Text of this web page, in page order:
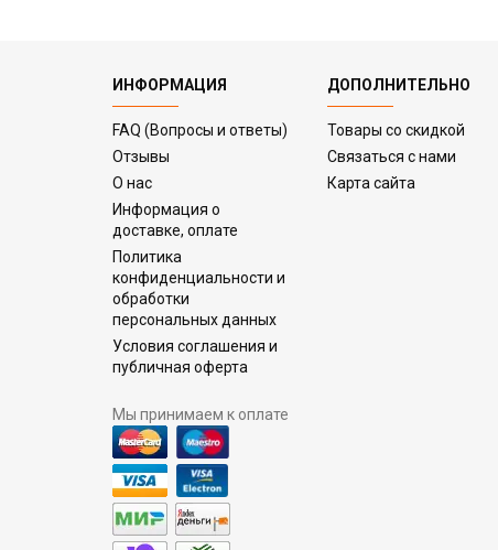
ИНФОРМАЦИЯ
FAQ (Вопросы и ответы)
Отзывы
О нас
Информация о
доставке, оплате
Политика
конфиденциальности и
обработки
персональных данных
Условия соглашения и
публичная оферта
Мы принимаем к оплате
ДОПОЛНИТЕЛЬНО
Товары со скидкой
Связаться с нами
Карта сайта